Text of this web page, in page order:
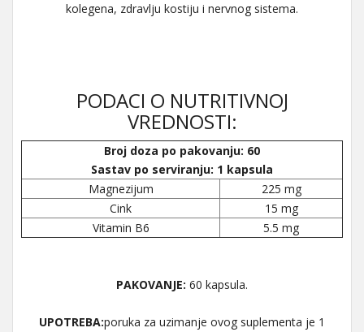
kolegena, zdravlju kostiju i nervnog sistema.
PODACI O NUTRITIVNOJ
VREDNOSTI:
Broj doza po pakovanju: 60
Sastav po serviranju: 1 kapsula
Magnezijum
225 mg
Cink
15 mg
Vitamin B6
5.5 mg
PAKOVANJE: 60 kapsula.
UPOTREBA:poruka za uzimanje ovog suplementa je 1